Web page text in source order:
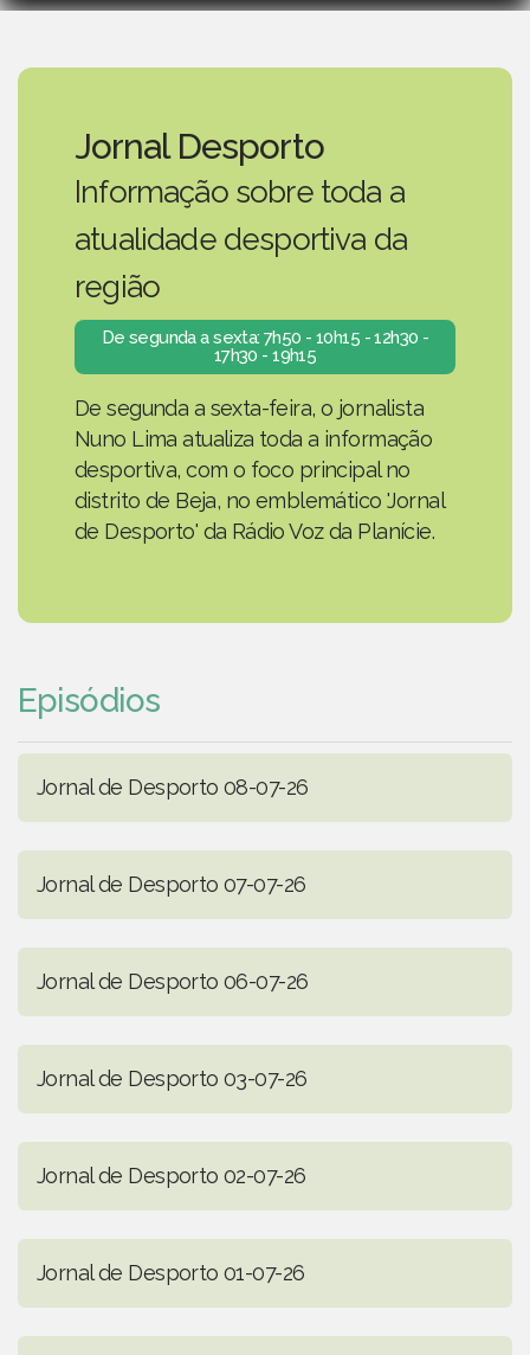
Jornal Desporto
Informação sobre toda a
atualidade desportiva da
região
De segunda a sexta: 7h50 - 10h15 - 12h30 -
17h30 - 19h15
De segunda a sexta-feira, o jornalista
Nuno Lima atualiza toda a informação
desportiva, com o foco principal no
distrito de Beja, no emblemático 'Jornal
de Desporto' da Rádio Voz da Planície.
Episódios
Jornal de Desporto 08-07-26
Jornal de Desporto 07-07-26
Jornal de Desporto 06-07-26
Jornal de Desporto 03-07-26
Jornal de Desporto 02-07-26
Jornal de Desporto 01-07-26